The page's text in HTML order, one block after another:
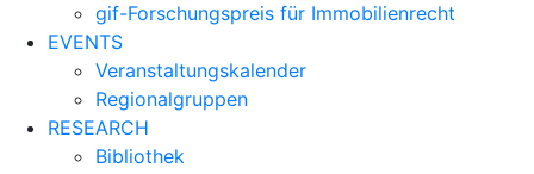
gif-Forschungspreis für Immobilienrecht
EVENTS
Veranstaltungskalender
Regionalgruppen
RESEARCH
Bibliothek